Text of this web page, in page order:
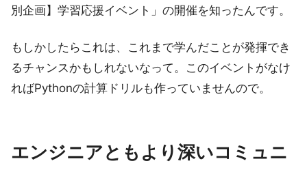
別企画】学習応援イベント」の開催を知ったんです。
もしかしたらこれは、これまで学んだことが発揮でき
るチャンスかもしれないなって。このイベントがなけ
ればPythonの計算ドリルも作っていませんので。
エンジニアともより深いコミュニ